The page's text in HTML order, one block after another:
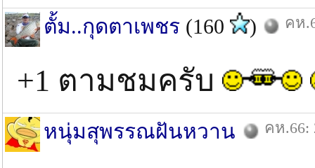
ตั้ม..กุดตาเพชร (160 ) คห
+1 ตามชมครับ
หนุ่มสุพรรณฝันหวาน คห.66: